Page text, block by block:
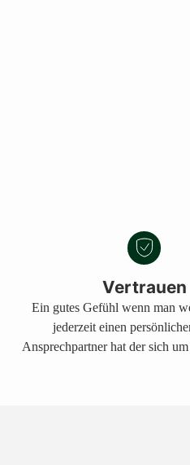
Vertrauen
Ein gutes Gefühl wenn man
jederzeit einen
Ansprechpartner hat der sich